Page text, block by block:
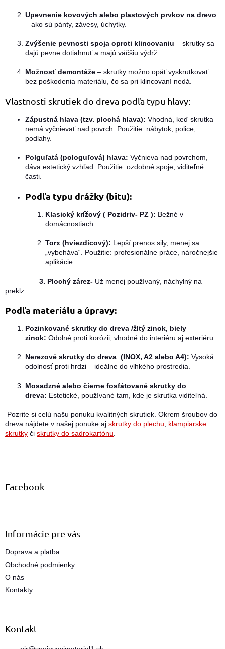
s
u
Upevnenie kovových alebo plastových prvkov na drevo
– ako sú pánty, závesy, úchytky.
Zvýšenie pevnosti spoja oproti klincovaniu – skrutky sa
dajú pevne dotiahnuť a majú väčšiu výdrž.
Možnosť demontáže – skrutky možno opäť vyskrutkovať
bez poškodenia materiálu, čo sa pri klincovaní nedá.
Vlastnosti skrutiek do dreva podľa typu hlavy:
Zápustná hlava (tzv. plochá hlava): Vhodná, keď skrutka
nemá vyčnievať nad povrch. Použitie: nábytok, police,
podlahy.
Polguľatá (pologuľová) hlava: Vyčnieva nad povrchom,
dáva estetický vzhľad. Použitie: ozdobné spoje, viditeľné
časti.
Podľa typu drážky (bitu):
Klasický krížový ( Pozidriv- PZ ): Bežné v
domácnostiach.
Torx (hviezdicový): Lepší prenos sily, menej sa
„vybeháva“. Použitie: profesionálne práce, náročnejšie
aplikácie.
3. Plochý zárez- Už menej používaný, náchylný na
preklz.
Podľa materiálu a úpravy:
Pozinkované skrutky do dreva /žltý zinok, biely
zinok: Odolné proti korózii, vhodné do interiéru aj exteriéru.
Nerezové skrutky do dreva (INOX, A2 alebo A4): Vysoká
odolnosť proti hrdzi – ideálne do vlhkého prostredia.
Mosadzné alebo čierne fosfátované skrutky do
dreva: Estetické, používané tam, kde je skrutka viditeľná.
Pozrite si celú našu ponuku kvalitných skrutiek. Okrem šroubov do
dreva nájdete v našej ponuke aj skrutky do plechu
klampiarske
skrutky či skrutky do sadrokartónu
Z
Facebook
Informácie pre vás
Doprava a platba
Obchodné podmienky
O nás
Kontakty
Kontakt